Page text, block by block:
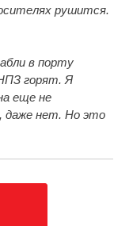
рушится.
в порту
горят. Я
еще не
даже нет. Но это